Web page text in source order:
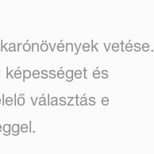
vetése.
képességet és
választás e